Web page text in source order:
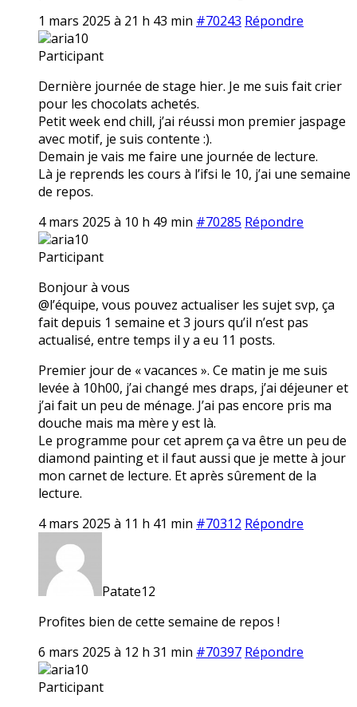
1 mars 2025 à 21 h 43 min #70243 Répondre
aria10
Participant
Dernière journée de stage hier. Je me suis fait crier
pour les chocolats achetés.
Petit week end chill, j’ai réussi mon premier jaspage
avec motif, je suis contente :).
Demain je vais me faire une journée de lecture.
Là je reprends les cours à l’ifsi le 10, j’ai une semaine
de repos.
4 mars 2025 à 10 h 49 min #70285 Répondre
aria10
Participant
Bonjour à vous
@l’équipe, vous pouvez actualiser les sujet svp, ça
fait depuis 1 semaine et 3 jours qu’il n’est pas
actualisé, entre temps il y a eu 11 posts.
Premier jour de « vacances ». Ce matin je me suis
levée à 10h00, j’ai changé mes draps, j’ai déjeuner et
j’ai fait un peu de ménage. J’ai pas encore pris ma
douche mais ma mère y est là.
Le programme pour cet aprem ça va être un peu de
diamond painting et il faut aussi que je mette à jour
mon carnet de lecture. Et après sûrement de la
lecture.
4 mars 2025 à 11 h 41 min #70312 Répondre
Patate12
Profites bien de cette semaine de repos !
6 mars 2025 à 12 h 31 min #70397 Répondre
aria10
Participant